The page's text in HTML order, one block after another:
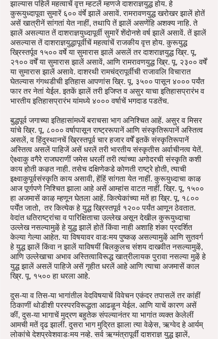
झाल्यास पहिलें महत्वाचें वृत्त म्हटलें म्हणजे दाशराज्ञयुद्ध होय. हे
कुरूयुध्दापूवा सुमारें ६०० वंर्षे झालें असावें. रामरावणयुद्ध खरोखर झालें होतें
असें खात्रीनें सांगतां येत नाहीं, तथापि तें झालें असणेंहि अशक्य नाहि. ते
झालें असल्यात तें दाशराज्ञयुध्दापूर्वी सुमारें शेंदोनशे वर्ष झालें असावें. तें झालें
असल्यास तें दाशराज्ञयुद्धापूर्वीचें महत्वांचें राजकीय वृत्त होय. कुरूयुद्ध
ख्रिस्तर्पूव १५०० वर्षे या सुमारास झालें असलें तर दाशराज्ञयुद्ध ख्रि. पू.
२१०० वर्षें या सुमारास झालें असावें, आणि रामरावणयुद्ध ख्रि. पू. २३०० वर्षें
या सुमारास झालें असावे. दाशरथी रामचंद्रापूर्वीची राजावलि विचारात
घेतल्यास गंगथडीची इतिहास आपणांस ख्रि. पू. ३५०० पासून ४००० पर्यंत
फार तर नेतां येईल. इतकें झालें तरी इजिप्त व असुर याचा इतिहासप्रारंभ व
भारतीय इतिहासप्रारंभ यांमध्ये ४००० वर्षाचें भगदाड पडतेंच.
बुद्धपूर्व जगाच्या इतिहासांमध्यें बराचसा भाग अनिश्चित आहें. असुर व मिसर
यांचे ख्रि. पू. ८००० वर्षापासून राष्ट्ररूपानें आणि संस्कृतिरूपानें अस्तित्व
असलें, व हिंदुस्थानचें ख्रिस्तपूर्व चार हजार वर्षें इतकें संस्कृतिरूपानें
अस्तित्व असलें पाहिजें असें धरलें तरी भारतीय संस्कृतीस अर्वाचीनत्व येतें.
ऐक्ष्वाकु वगैरे राजघराणीं जमेस धरलीं तरी त्यांच्या अगोदरची संस्कृति कशी
काय होती कऴत नाही. तसेच दक्षिणेकडे कोणती राष्ट्रे होती, त्याची
इक्ष्वाकुपूर्वसंस्कृति काय असावी, हेंहिं सांगता येत नाहीं. कुरूयुध्दाचा काऴ
आज पूर्णपणे निश्चित झाला आहे असें आम्हांस वाटत नाहीं. ख्रि. पू. १५००
हा अजमासें काऴ म्हणून घेतला आहें. कित्येकांच्या मतें हा ख्रि. पू. १८००
पर्येंत जातो, तर कित्येक हे युद्ध ख्रिस्तपूर्व १२०० पर्यंत आणून ठेवतात.
वेदांत धतिराष्ट्रांचा व पारिक्षिताचा उल्लेख असून देखील कुरूयुध्दाचा
उल्लेख नसल्यामुऴें हे युद्ध झालें होतें किंवा नाही अशाहि शंका प्रदर्शित
केल्या गेल्या आहेत. या विषयावर वाडःमय पुष्कऴ असल्यामुऴें आणि सुतवर्ग
हे युद्ध झालें किंवा न झालें याविषयीं बिलकुलच संशय दाखवीत नसल्यामुऴें,
आणि उल्लेखाचा अभाव अस्तित्वाविरूद्ध खात्रीलायक पुरावा नसल्या मुऴें हे
युद्ध झालें असलें पाहिजे असें गृहीत धरलें आहे आणि त्याचा अजमासें काल
ख्रि. पू. १५०० हा धरला आहे.
दुस-या व तिस-या भागांतील वेदविषयाचें विवेचन एकंदर तपासलें तर कांहीं
ठिकाणीं थोडीशी परस्परविरूद्धता आढऴून येईल. आणि याचें कारण असें
कीं, दुस-या भागाचें मुद्रण बहुतेक संपल्यानंतर या भागांत व्यक्त केलेलीं
आमची मतें दृढ झालीं. दुसरा भाग मुद्रित झाला त्या वेऴेस, ऋग्वेद हे आर्यम्
लोकांचे देशप्रवेशवाडःमय नव्हे. सर्व ऋग्मंत्रापूर्वीं दाशराज्ञ युद्ध झालें,